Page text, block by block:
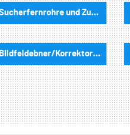
Sucherfernrohre und Zubehör:
Bildfeldebner/Korrektoren